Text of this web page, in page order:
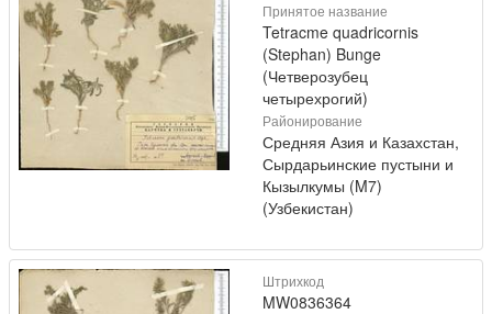
Принятое название
Tetracme quadricornis
(Stephan) Bunge
(Четверозубец
четырехрогий)
Районирование
Средняя Азия и Казахстан,
Сырдарьинские пустыни и
Кызылкумы (M7)
(Узбекистан)
Штрихкод
MW0836364